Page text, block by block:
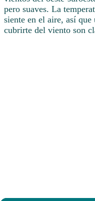
pero suaves. La
siente en el aire, así
cubrirte del viento son